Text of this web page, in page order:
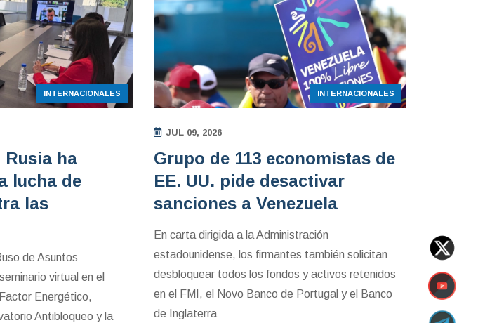
INTERNACIONALES
Rusia ha
lucha de
las
de Asuntos
virtual en el
Energético,
Antibloqueo y la
INTERNACIONALES
JUL 09, 2026
Grupo de 113 economistas de
EE. UU. pide desactivar
sanciones a Venezuela
En carta dirigida a la Administración
estadounidense, los firmantes también solicitan
desbloquear todos los fondos y activos retenidos
en el FMI, el Novo Banco de Portugal y el Banco
de Inglaterra